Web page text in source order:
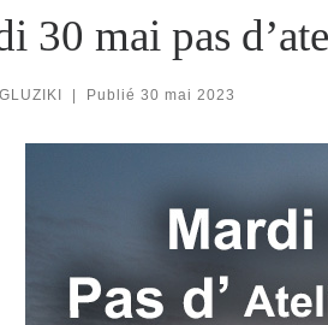
30 mai pas
| Publié 30 mai 2023